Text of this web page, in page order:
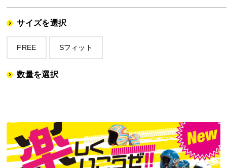
サイズを選択
FREE Sフィット
数量を選択